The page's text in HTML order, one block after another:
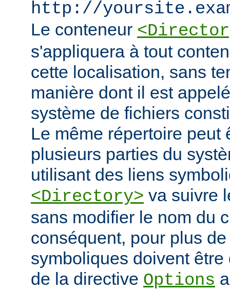
http://
Le conteneur
s'appliquera à tout
cette localisation, sans
manière dont il est
système de fichiers
Le même répertoire peut
plusieurs parties du
utilisant des liens
<Directory> va suivre
sans modifier le nom du
conséquent, pour plus
symboliques doivent
de la directive Options